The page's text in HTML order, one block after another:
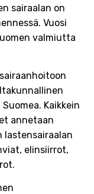
sairaalan on
Vuosi
valmiutta
Kaikkein
annetaan
lastensairaalan
elinsiirrot,